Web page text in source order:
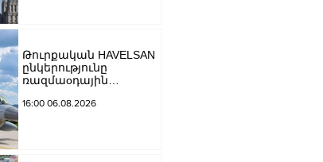
Թուրքական HAVELSAN
ընկերությունը
ռազմաoդային
կառավարման
16:00 06.08.2026